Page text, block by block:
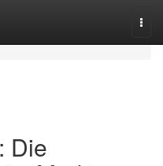
Die